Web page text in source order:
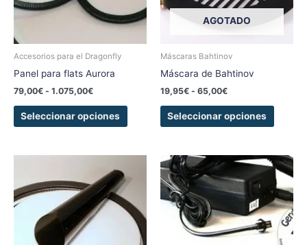
Accesorios para el Dragonfly
Panel para flats Aurora
79,00€ - 1.075,00€
Seleccionar opciones
opciones
se
producto
AGOTADO
Máscaras Bahtinov
Máscara de Bahtinov
19,95€ - 65,00€
Seleccionar opciones
precios:
desde
11,00€
hasta
53,00€
producto
múltiples
variantes.
Las
Rango
precios:
desde
16,75€
hasta
88,50€
Este
tiene
Las